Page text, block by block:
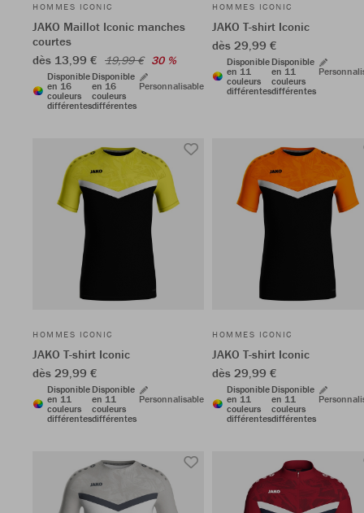
HOMMES ICONIC
JAKO Maillot Iconic manches
courtes
dès 13,99 € 19,99 € 30 %
Disponible
en 16
couleurs
différentes
Disponible
en 16
couleurs
différentes
Personnalisable
HOMMES ICONIC
JAKO T-shirt Iconic
dès 29,99 €
Disponible
en 11
couleurs
différentes
Disponible
en 11
couleurs
différentes
HOMMES ICONIC
JAKO T-shirt Iconic
dès 29,99 €
Disponible
en 11
couleurs
différentes
Disponible
en 11
couleurs
différentes
Personnalisable
HOMMES ICONIC
JAKO T-shirt Iconic
dès 29,99 €
Disponible
en 11
couleurs
différentes
Disponible
en 11
couleurs
différentes